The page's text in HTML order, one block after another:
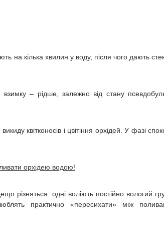
на кілька хвилин у воду, після чого дають
– рідше, залежно від стану
квітконосів і цвітіння орхідей. У фазі
орхідею водою!
різняться: одні воліють постійно вологий
практично «пересихати» між